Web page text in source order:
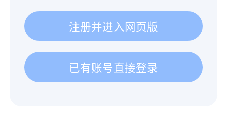
注册并进入网页版
已有账号直接登录